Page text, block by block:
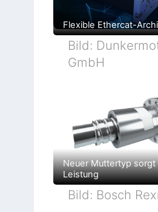
Flexible Ethercat-
Bild:
GmbH
Neuer Muttertyp sorgt
Leistung
Bild: Bosch